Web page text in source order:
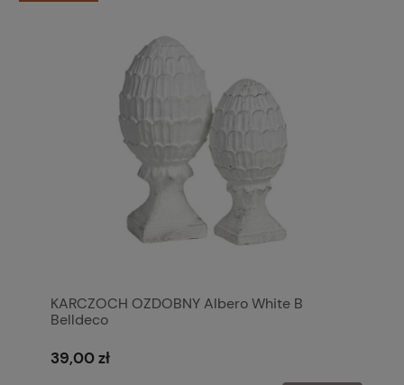
KARCZOCH OZDOBNY Albero White B
Belldeco
39,00 zł